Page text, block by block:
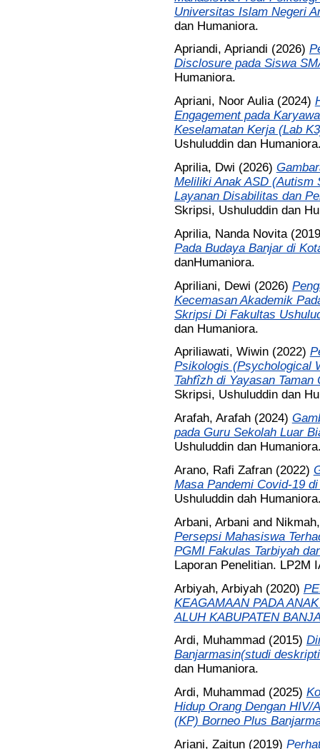
Universitas Islam Negeri
dan Humaniora.
Apriandi, Apriandi (2026)
Disclosure pada Siswa
Humaniora.
Apriani, Noor Aulia(2024)
Engagement pada
Keselamatan Kerja (Lab
Ushuluddin dan
Aprilia, Dwi (2026)
Meliliki Anak ASD (Autism
Layanan Disabilitas dan
Skripsi, Ushuluddin dan
Aprilia, Nanda Novita
Pada Budaya Banjar di
danHumaniora.
Apriliani, Dewi (2026)
Kecemasan Akademik
Skripsi Di Fakultas
dan Humaniora.
Apriliawati, Wiwin(2022)
Psikologis (Psychological
Tahfîzh di Yayasan
Skripsi, Ushuluddin dan
Arafah, Arafah(2024)
pada Guru Sekolah Luar
Ushuluddin dan
Arano, Rafi Zafran(2022)
Masa Pandemi Covid-19
Ushuluddin dah
Arbani, Arbani and
Persepsi Mahasiswa
PGMI Fakulas Tarbiyah
Laporan Penelitian. LP2M
Arbiyah, Arbiyah(2020)
KEAGAMAAN PADA
ALUH KABUPATEN
Ardi, Muhammad (2015)
Banjarmasin(studi
dan Humaniora.
Ardi, Muhammad (2025)
Hidup Orang Dengan HIV/
(KP) Borneo Plus
Ariani, Zaitun(2019)